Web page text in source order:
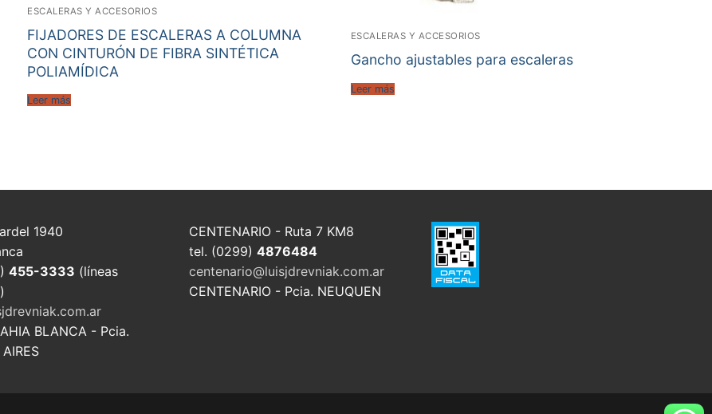
ESCALERAS Y ACCESORIOS
FIJADORES DE ESCALERAS A COLUMNA
CON CINTURÓN DE FIBRA SINTÉTICA
POLIAMÍDICA
Leer más
ESCALERAS Y ACCESORIOS
Gancho ajustables para escaleras
Leer más
1940
455-3333 (líneas
BLANCA - Pcia.
CENTENARIO - Ruta 7 KM8
tel. (0299) 4876484
centenario@luisjdrevniak.com.ar
CENTENARIO - Pcia. NEUQUEN